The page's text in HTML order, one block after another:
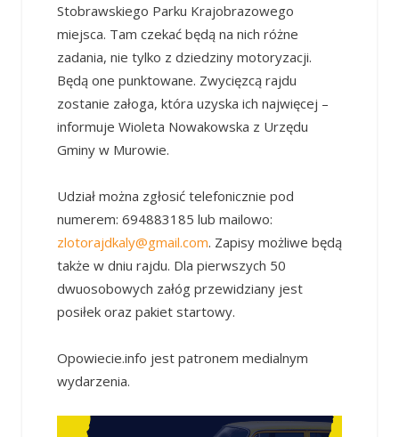
Stobrawskiego Parku Krajobrazowego
miejsca. Tam czekać będą na nich różne
zadania, nie tylko z dziedziny motoryzacji.
Będą one punktowane. Zwycięzcą rajdu
zostanie załoga, która uzyska ich najwięcej –
informuje Wioleta Nowakowska z Urzędu
Gminy w Murowie.
Udział można zgłosić telefonicznie pod
numerem: 694883185 lub mailowo:
zlotorajdkaly@gmail.com. Zapisy możliwe będą
także w dniu rajdu. Dla pierwszych 50
dwuosobowych załóg przewidziany jest
posiłek oraz pakiet startowy.
Opowiecie.info jest patronem medialnym
wydarzenia.